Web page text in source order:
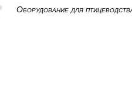
Оборудование для